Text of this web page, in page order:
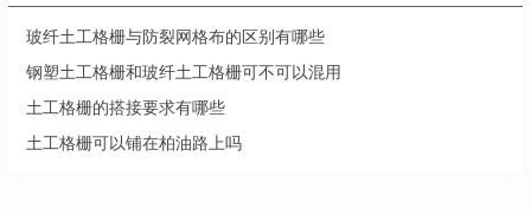
玻纤土工格栅与防裂网格布的区别有哪些
钢塑土工格栅和玻纤土工格栅可不可以混用
土工格栅的搭接要求有哪些
土工格栅可以铺在柏油路上吗